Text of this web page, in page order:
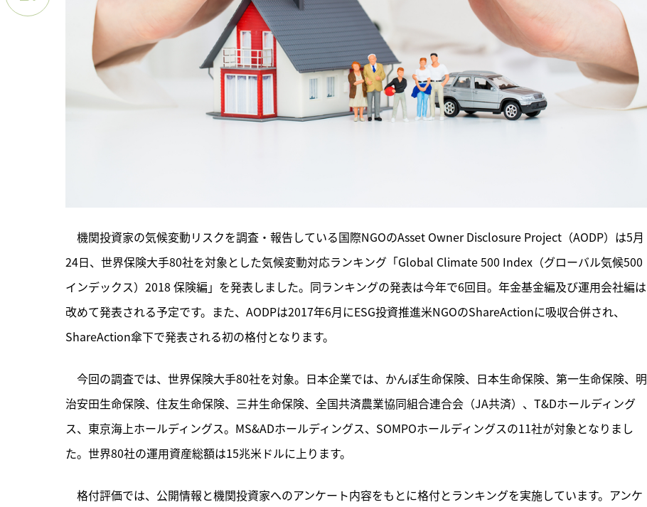
機関投資家の気候変動リスクを調査・報告している国際NGOのAsset Owner Disclosure Project（AODP）は5月
24日、世界保険大手80社を対象とした気候変動対応ランキング「Global Climate 500 Index（グローバル気候500
インデックス）2018 保険編」を発表しました。同ランキングの発表は今年で6回目。年金基金編及び運用会社編は
改めて発表される予定です。また、AODPは2017年6月にESG投資推進米NGOのShareActionに吸収合併され、
ShareAction傘下で発表される初の格付となります。
今回の調査では、世界保険大手80社を対象。日本企業では、かんぽ生命保険、日本生命保険、第一生命保険、明
治安田生命保険、住友生命保険、三井生命保険、全国共済農業協同組合連合会（JA共済）、T&Dホールディング
ス、東京海上ホールディングス。MS&ADホールディングス、SOMPOホールディングスの11社が対象となりまし
た。世界80社の運用資産総額は15兆米ドルに上ります。
格付評価では、公開情報と機関投資家へのアンケート内容をもとに格付とランキングを実施しています。アンケ